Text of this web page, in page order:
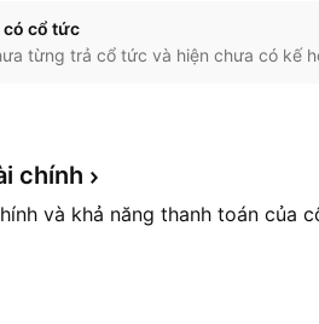
có cổ tức
từng trả cổ tức và hiện chưa có kế
chính
và khả năng thanh toán của